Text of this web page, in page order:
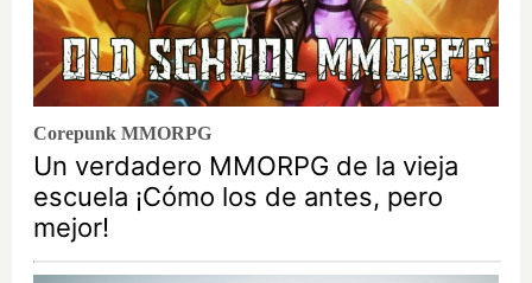
Corepunk MMORPG
Un verdadero MMORPG de la vieja
escuela ¡Cómo los de antes, pero
mejor!